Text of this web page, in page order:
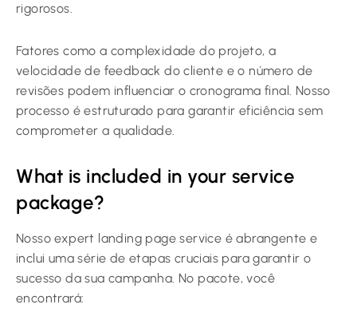
rigorosos.
Fatores como a complexidade do projeto, a
velocidade de feedback do cliente e o número de
revisões podem influenciar o cronograma final. Nosso
processo é estruturado para garantir eficiência sem
comprometer a qualidade.
What is included in your service
package?
Nosso expert landing page service é abrangente e
inclui uma série de etapas cruciais para garantir o
sucesso da sua campanha. No pacote, você
encontrará: